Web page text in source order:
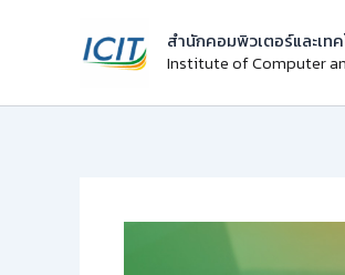
สำนักคอมพิวเตอร์และเท
Institute of Computer